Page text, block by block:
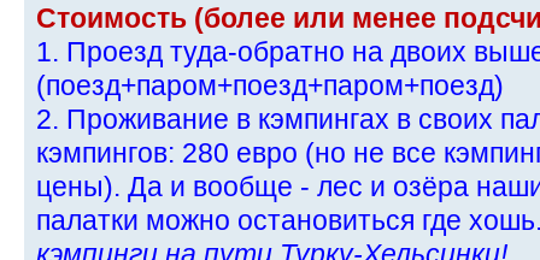
Стоимость (более или менее
1. Проезд туда-обратно на двоих
(поезд+паром+поезд+паром+поезд)
2. Проживание в кэмпингах в своих
кэмпингов: 280 евро (но не все
цены). Да и вообще - лес и озёра
палатки можно остановиться где
кэмпинги на пути Турку-Хельсинки!